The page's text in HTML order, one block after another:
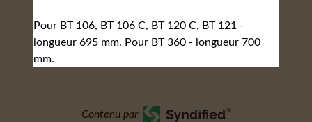
Pour BT 106, BT 106 C, BT 120 C, BT 121 -
longueur 695 mm. Pour BT 360 - longueur 700
mm.
Contenu par